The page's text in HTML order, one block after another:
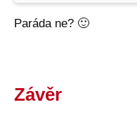
Paráda ne? 🙂
Závěr